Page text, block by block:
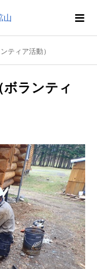
山
ティア活動）
ランティ